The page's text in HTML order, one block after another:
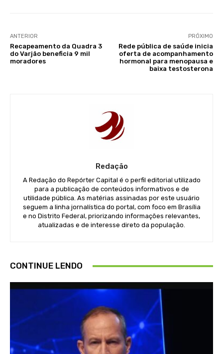
ANTERIOR
Recapeamento da Quadra 3
do Varjão beneficia 9 mil
moradores
PRÓXIMO
Rede pública de saúde inicia
oferta de acompanhamento
hormonal para menopausa e
baixa testosterona
Redação
A Redação do Repórter Capital é o perfil editorial utilizado
para a publicação de conteúdos informativos e de
utilidade pública. As matérias assinadas por este usuário
seguem a linha jornalística do portal, com foco em Brasília
e no Distrito Federal, priorizando informações relevantes,
atualizadas e de interesse direto da população.
CONTINUE LENDO